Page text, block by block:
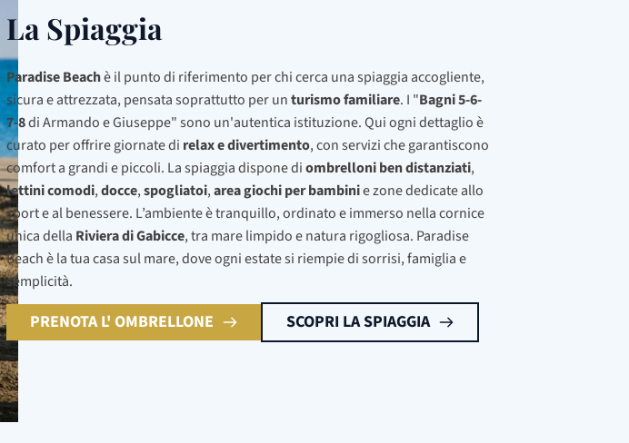
La Spiaggia
Paradise Beachè il punto di riferimento per chi cerca una spiaggia accogliente,
sicura e attrezzata, pensata soprattutto per unturismo familiare. I "Bagni 5-6-
7-8di Armando e Giuseppe" sono un'autentica istituzione. Qui ogni dettaglio è
curato per offrire giornate di relax e divertimento, con servizi che garantiscono
comfort a grandi e piccoli. La spiaggia dispone diombrelloni ben distanziati,
lettini comodi,docce,spogliatoi,area giochi per bambinie zone dedicate allo
sport e al benessere. L’ambiente è tranquillo, ordinato e immerso nella cornice
unica della Riviera di Gabicce, tra mare limpido e natura rigogliosa. Paradise
Beach è la tua casa sul mare, dove ogni estate si riempie di sorrisi, famiglia e
semplicità.
PRENOTA L' OMBRELLONE SCOPRI LA SPIAGGIA